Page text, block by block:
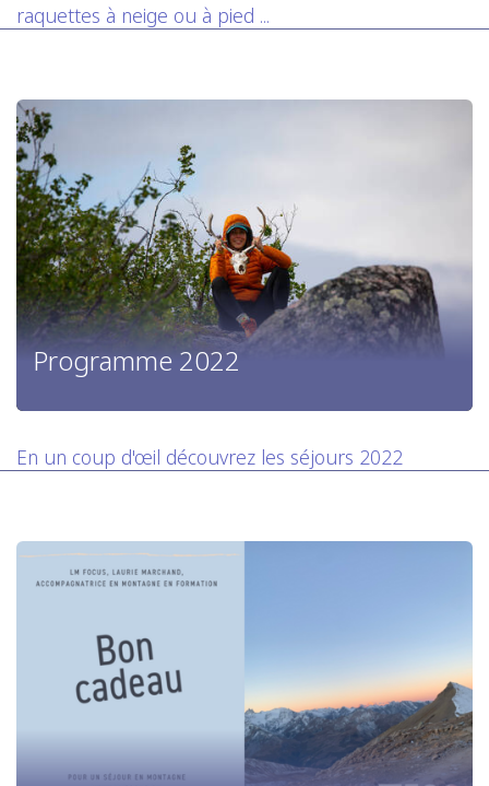
raquettes à neige ou à pied ...
Programme 2022
En un coup d'œil découvrez les séjours 2022